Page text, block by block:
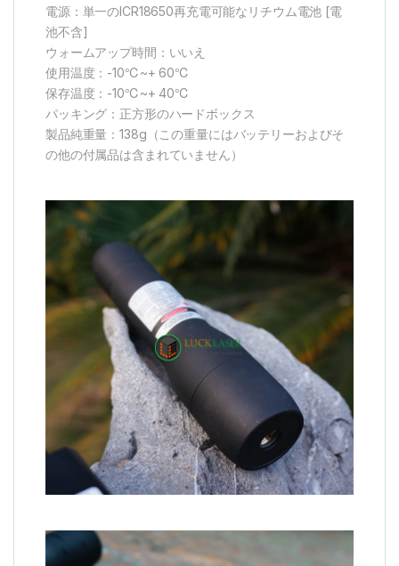
電源：単一のICR18650再充電可能なリチウム電池 [電
池不含]
ウォームアップ時間：いいえ
使用温度：-10℃~+ 60℃
保存温度：-10℃~+ 40℃
パッキング：正方形のハードボックス
製品純重量：138g（この重量にはバッテリーおよびそ
の他の付属品は含まれていません）